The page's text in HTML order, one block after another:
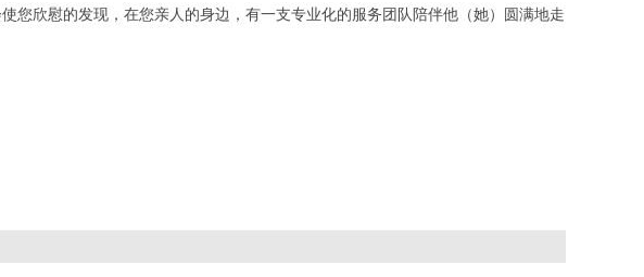
您欣慰的发现，在您亲人的身边，有一支专业化的服务团队陪伴他（她）圆满地走